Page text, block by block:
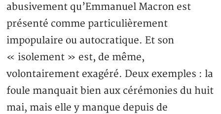
abusivement qu’Emmanuel Macron est
présenté comme particulièrement
impopulaire ou autocratique. Et son
« isolement » est, de même,
volontairement exagéré. Deux exemples : la
foule manquait bien aux cérémonies du huit
mai, mais elle y manque depuis de